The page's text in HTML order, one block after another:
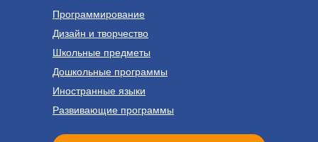
Программирование
Школьные предметы
Дизайн и творчество
Дошкольные программы
Иностранные языки
Развивающие программы